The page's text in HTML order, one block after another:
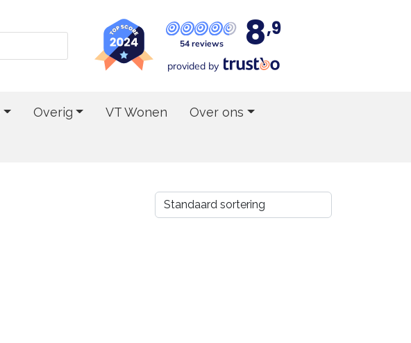
54 reviews 8,9
provided by
Overig VT Wonen Over ons